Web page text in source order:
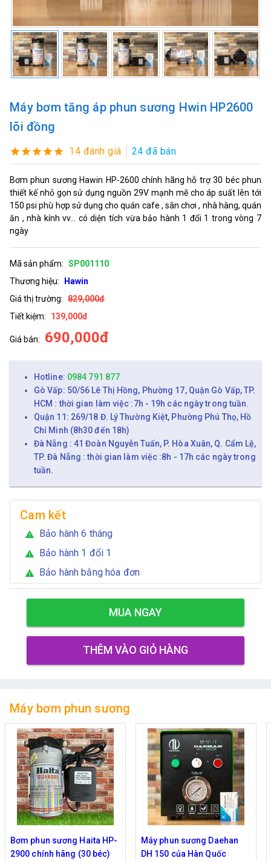
Máy bơm tăng áp phun sương Hwin HP2600
lõi đồng
14 đánh giá 24 đã bán
Bơm phun sương Hawin HP-2600 chính hãng hỗ trợ 30 béc phun
thiết kế nhỏ gọn sử dụng nguồn 29V mạnh mẽ cho áp suất lên tới
150 psi phù hợp sử dụng cho quán cafe , sân chơi , nhà hàng, quán
ăn , nhà kính vv... có diện tích vừa bảo hành 1 đổi 1 trong vòng 7
ngày
Mã sản phẩm: SP001110
Thương hiệu:
Hawin
Giá thị trường: 829,000đ
Tiết kiệm:
139,000đ
Giá bán: 690,000đ
Hotline: 0984 791 877
Gò Vấp: 50/56 Lê Thị Hồng, Phường 17, Quận Gò Vấp, TP.
HCM : thời gian làm việc :7h - 19h các ngày trong tuần.
Quận 11: 269/18 Đ. Lý Thường Kiệt, Phường Phú Thọ, Hồ
Chí Minh (8h30 đến 18h)
Đà Nẵng : 41 Đoàn Nguyễn Tuấn, P. Hòa Xuân, Q. Cẩm Lệ,
TP. Đà Nẵng : thời gian làm việc :8h - 17h các ngày trong
tuần.
Cam kết
warning Bảo hành 6 tháng
warning Bảo hành 1 đổi 1
warning Bảo hành bằng hóa đơn
MUA NGAY
THÊM VÀO GIỎ HÀNG
Máy bơm phun sương
Máy phun sương Daehan
DH 150 của Hàn Quốc
Bơm phun sương Daehan
DH 6017 hỗ trợ từ 5 - 20 béc